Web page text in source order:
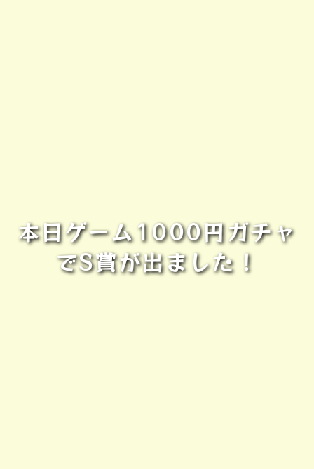
本日ゲーム1000円ガチャ
でS賞が出ました！